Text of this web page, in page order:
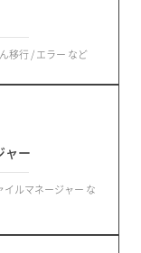
移行 / エラー など
ャー
イルマネージャー な